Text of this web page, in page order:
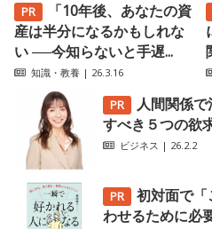
「10年後、あなたの資
産は半分になるかもしれな
い ──今知らないと手遅...
知識・教養 | 26.3.16
人間関係
すべき５つの欲
ビジネス | 26.2.2
初対面で
わせるために必